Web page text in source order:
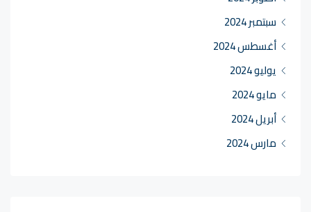
سبتمبر 2024
أغسطس 2024
يوليو 2024
مايو 2024
أبريل 2024
مارس 2024